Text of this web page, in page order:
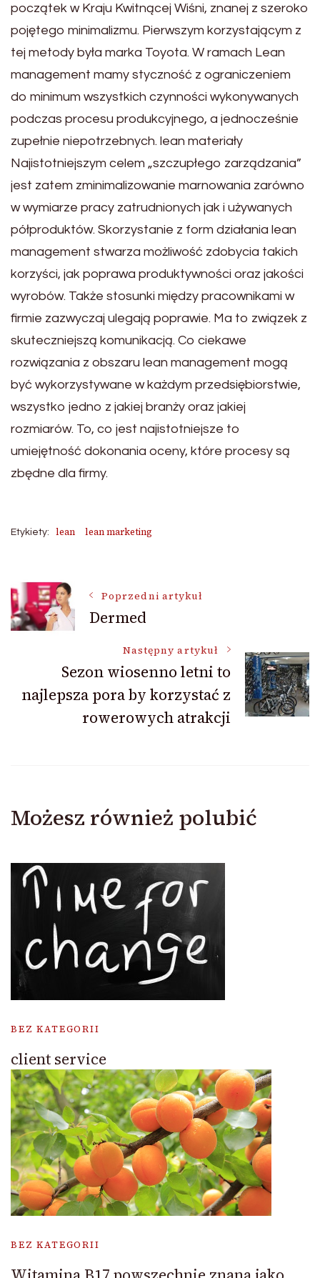
początek w Kraju Kwitnącej Wiśni, znanej z szeroko
pojętego minimalizmu. Pierwszym korzystającym z
tej metody była marka Toyota. W ramach Lean
management mamy styczność z ograniczeniem
do minimum wszystkich czynności wykonywanych
podczas procesu produkcyjnego, a jednocześnie
zupełnie niepotrzebnych. lean materiały
Najistotniejszym celem „szczupłego zarządzania”
jest zatem zminimalizowanie marnowania zarówno
w wymiarze pracy zatrudnionych jak i używanych
półproduktów. Skorzystanie z form działania lean
management stwarza możliwość zdobycia takich
korzyści, jak poprawa produktywności oraz jakości
wyrobów. Także stosunki między pracownikami w
firmie zazwyczaj ulegają poprawie. Ma to związek z
skuteczniejszą komunikacją. Co ciekawe
rozwiązania z obszaru lean management mogą
być wykorzystywane w każdym przedsiębiorstwie,
wszystko jedno z jakiej branży oraz jakiej
rozmiarów. To, co jest najistotniejsze to
umiejętność dokonania oceny, które procesy są
zbędne dla firmy.
Etykiety: lean lean marketing
Nawigacja
wpisu
Poprzedni artykuł
Dermed
Następny artykuł
Sezon wiosenno letni to
najlepsza pora by korzystać z
rowerowych atrakcji
Możesz również polubić
BEZ KATEGORII
client service
BEZ KATEGORII